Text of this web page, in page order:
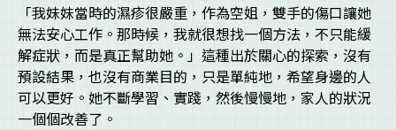
「我妹妹當時的濕疹很嚴重，作為空姐，雙手的傷口讓她
無法安心工作。那時候，我就很想找一個方法，不只能緩
解症狀，而是真正幫助她。」這種出於關心的探索，沒有
預設結果，也沒有商業目的，只是單純地，希望身邊的人
可以更好。她不斷學習、實踐，然後慢慢地，家人的狀況
一個個改善了。